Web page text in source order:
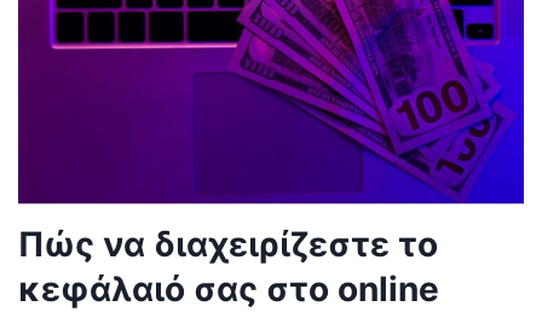
Πώς να διαχειρίζεστε το
κεφάλαιό σας στο online